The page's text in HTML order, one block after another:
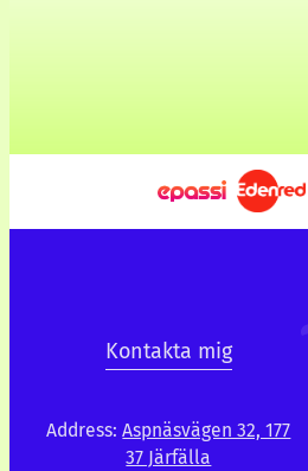
Kontakta mig
Address:Aspnäsvägen 32, 177
37 Järfälla